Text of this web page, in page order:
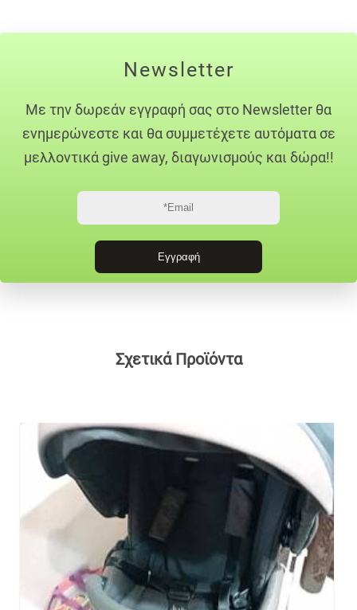
Newsletter
Με την δωρεάν εγγραφή σας στο Newsletter θα
ενημερώνεστε και θα συμμετέχετε αυτόματα σε
μελλοντικά give away, διαγωνισμούς και δώρα!!
Σχετικά Προϊόντα